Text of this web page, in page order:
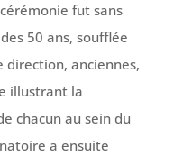
fut sans
50 ans, soufflée
direction, anciennes,
illustrant la
chacun au sein du
a ensuite